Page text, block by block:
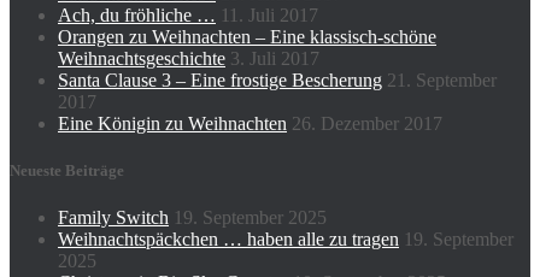
Ach, du fröhliche … 11. Juli 2017
Orangen zu Weihnachten – Eine klassisch-schöne
Weihnachtsgeschichte 3. Juli 2017
Santa Clause 3 – Eine frostige Bescherung 21. September
2017
Eine Königin zu Weihnachten 26. Dezember 2017
Neueste Beiträge
Family Switch 19. September 2025
Weihnachtspäckchen … haben alle zu tragen 19. September
2025